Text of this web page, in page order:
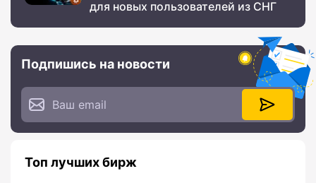
для новых пользователей из СНГ
Подпишись на новости
Топ лучших бирж